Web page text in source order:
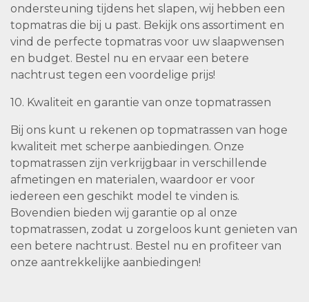
ondersteuning tijdens het slapen, wij hebben een
topmatras die bij u past. Bekijk ons assortiment en
vind de perfecte topmatras voor uw slaapwensen
en budget. Bestel nu en ervaar een betere
nachtrust tegen een voordelige prijs!
10. Kwaliteit en garantie van onze topmatrassen
Bij ons kunt u rekenen op topmatrassen van hoge
kwaliteit met scherpe aanbiedingen. Onze
topmatrassen zijn verkrijgbaar in verschillende
afmetingen en materialen, waardoor er voor
iedereen een geschikt model te vinden is.
Bovendien bieden wij garantie op al onze
topmatrassen, zodat u zorgeloos kunt genieten van
een betere nachtrust. Bestel nu en profiteer van
onze aantrekkelijke aanbiedingen!